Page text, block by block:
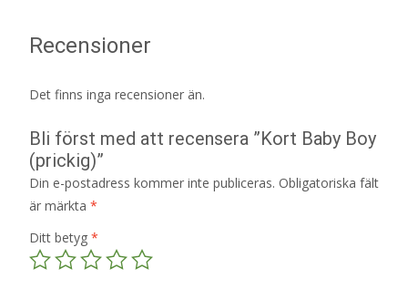
Recensioner
Det finns inga recensioner än.
Bli först med att recensera ”Kort Baby Boy
(prickig)”
Din e-postadress kommer inte publiceras. Obligatoriska fält
är märkta *
Ditt betyg *